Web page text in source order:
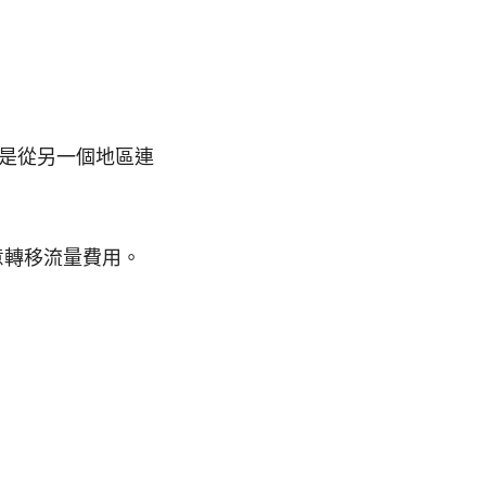
從另一個地區連
移流量費用。